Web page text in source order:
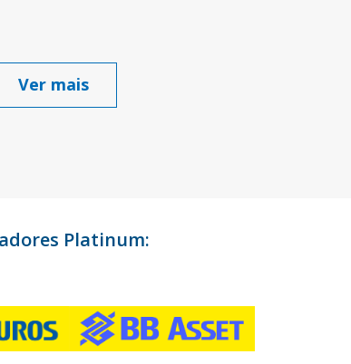
Ver mais
Platinum: